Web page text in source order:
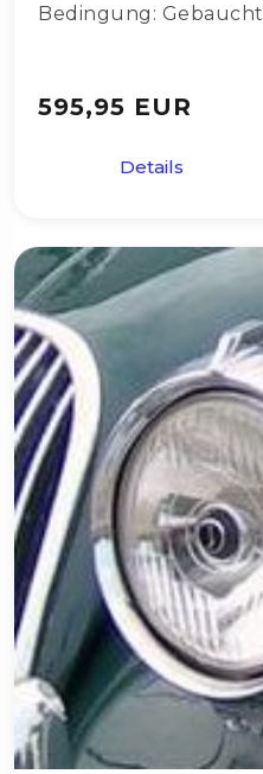
Bedingung: Gebaucht
595,95 EUR
Details